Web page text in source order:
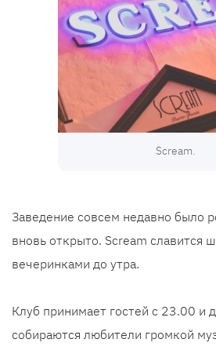
Scream.
Заведение совсем недавно было
вновь открыто. Scream славится
вечеринками до утра.
Клуб принимает гостей с 23.00 и
собираются любители громкой